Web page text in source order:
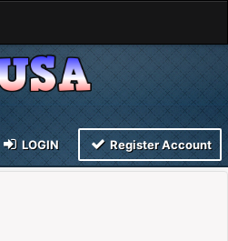
LOGIN Register Account